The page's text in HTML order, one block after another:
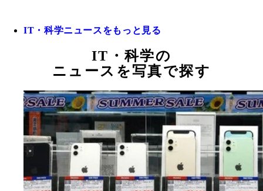
IT・科学ニュースをもっと見る
IT・科学の
ニュースを写真で探す